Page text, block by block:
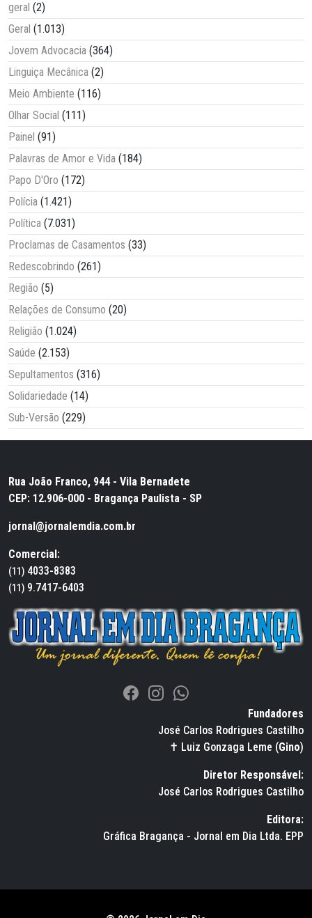
geral (2)
Geral (1.013)
Jovem Advocacia (364)
Linguiça Mecânica (2)
Meio Ambiente (116)
Olhar Social (111)
Painel (91)
Palavras de Amor e Vida (184)
Papo D'Oro (172)
Polícia (1.421)
Política (7.031)
Proclamas de Casamentos (33)
Redescobrindo (261)
Região (5)
Relações de Consumo (20)
Religião (1.024)
Saúde (2.153)
Sepultamentos (316)
Solidariedade (14)
Sub-Versão (229)
Rua João Franco, 944 - Vila Bernadete
CEP: 12.906-000 - Bragança Paulista - SP
jornal@jornalemdia.com.br
Comercial:
(11) 4033-8383
(11) 9.7417-6403
Fundadores
José Carlos Rodrigues Castilho
✝ Luiz Gonzaga Leme (Gino)
Diretor Responsável:
José Carlos Rodrigues Castilho
Editora:
Gráfica Bragança - Jornal em Dia Ltda. EPP